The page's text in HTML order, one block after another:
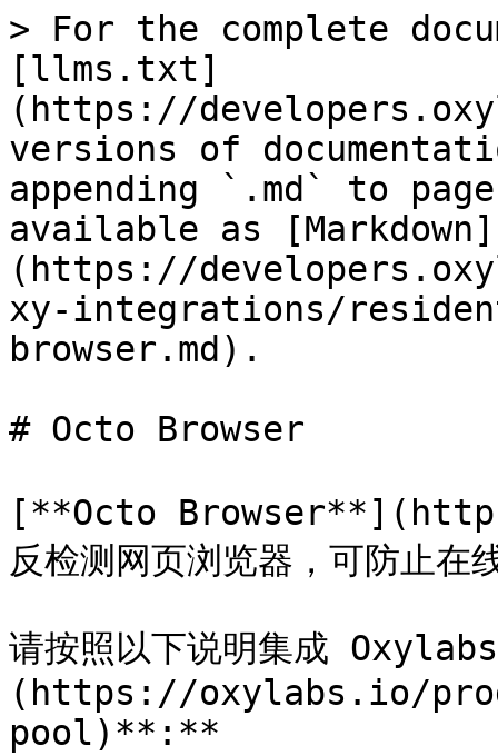
> For the complete
[llms.txt]
(https://
versions of
appending `.md` to
available as [Markdown]
(https://
xy-integrations/
browser.md).
# Octo Browser
[**Octo
反检测网页浏览器，可防止在
请按照以下说明集成
(https://oxylabs.io/
pool)**:**